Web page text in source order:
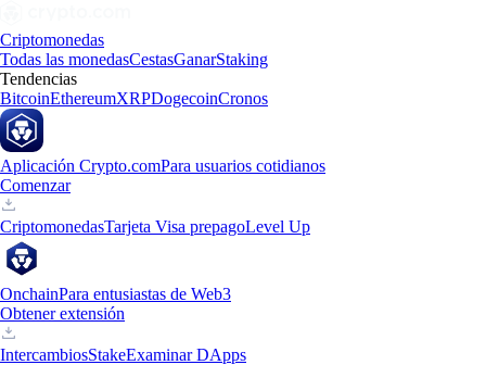
Criptomonedas
Todas las monedasCestasGanarStaking
Tendencias
BitcoinEthereumXRPDogecoinCronos
Aplicación Crypto.comPara usuarios cotidianos
Comenzar
CriptomonedasTarjeta Visa prepagoLevel Up
OnchainPara entusiastas de Web3
Obtener extensión
IntercambiosStakeExaminar DApps